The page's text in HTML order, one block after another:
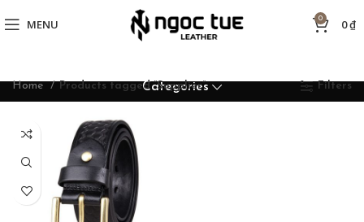
MENU 0 0₫
Categories
Home Products tagged “Supplier” Filters